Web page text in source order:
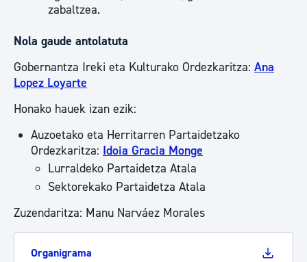
zabaltzea.
Nola gaude antolatuta
Gobernantza Ireki eta Kulturako Ordezkaritza: Ana
Lopez Loyarte
Honako hauek izan ezik:
Auzoetako eta Herritarren Partaidetzako
Ordezkaritza: Idoia Gracia Monge
Lurraldeko Partaidetza Atala
Sektorekako Partaidetza Atala
Zuzendaritza: Manu Narváez Morales
Organigrama